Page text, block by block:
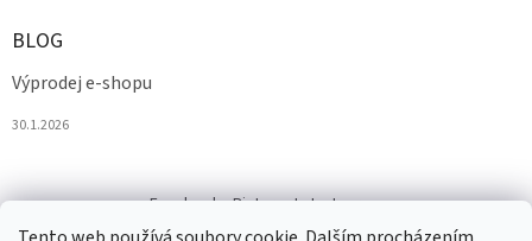
BLOG
Výprodej e-shopu
30.1.2026
Facebook Pinterest Instagram